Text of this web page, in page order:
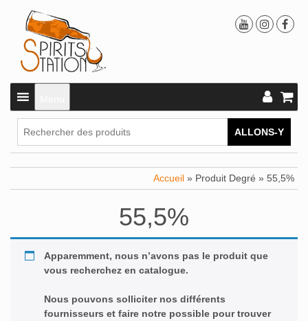
ALLONS-Y
Accueil » Produit Degré » 55,5%
55,5%
Apparemment, nous n’avons pas le produit que
vous recherchez en catalogue.
Nous pouvons solliciter nos différents
fournisseurs et faire notre possible pour trouver